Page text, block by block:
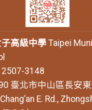
高級中學Taipei
3148
臺北市中山區長安
E. Rd.,